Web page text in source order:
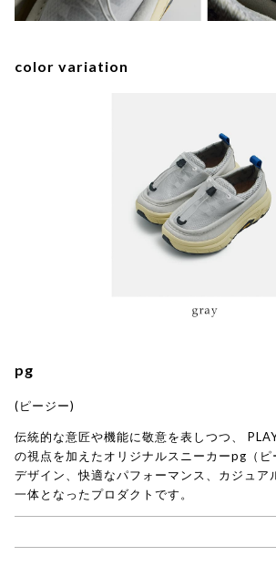
color variation
pg
(ピージー)
伝統的な意匠や機能に敬意を表しつつ、
の視点を加えたオリジナルスニーカーpg（ピ
デザイン、快適なパフォーマンス、カジュア
一体となったプロダクトです。